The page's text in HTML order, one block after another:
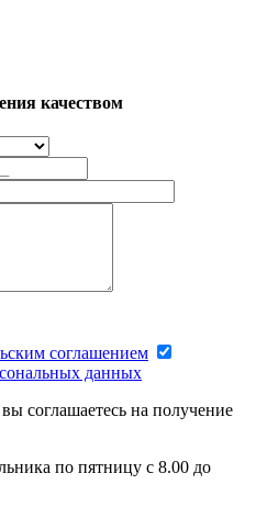
качеством
соглашением
данных
соглашаетесь на получение
по пятницу с 8.00 до